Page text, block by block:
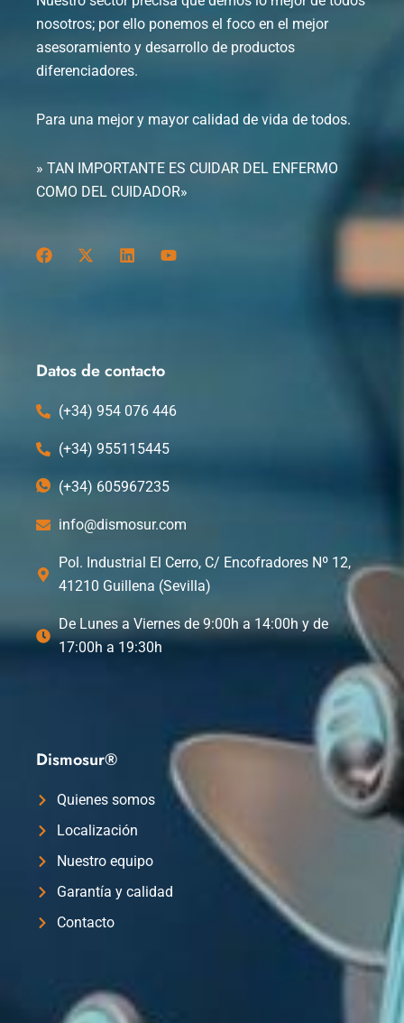
nosotros; por ello ponemos el foco en el mejor
asesoramiento y desarrollo de productos
diferenciadores.
Para una mejor y mayor calidad de vida de todos.
» TAN IMPORTANTE ES CUIDAR DEL ENFERMO
COMO DEL CUIDADOR»
F
k
X
e
L
n
Y
Datos de contacto
(+34) 954 076 446
(+34) 955115445
(+34) 605967235
info@dismosur.com
Pol. Industrial El Cerro, C/ Encofradores Nº 12,
41210 Guillena (Sevilla)
De Lunes a Viernes de 9:00h a 14:00h y de
17:00h a 19:30h
Dismosur®
Quienes somos
Localización
Nuestro equipo
Garantía y calidad
Contacto